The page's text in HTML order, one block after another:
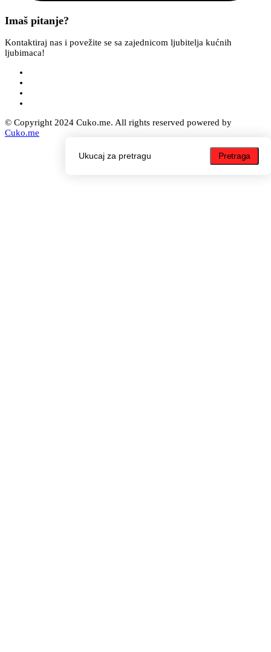
Pretraga
Pretraga
Imaš pitanje?
Kontaktiraj nas i povežite se sa zajednicom ljubitelja kućnih
ljubimaca!
© Copyright 2024 Cuko.me. All rights reserved powered by
Cuko.me